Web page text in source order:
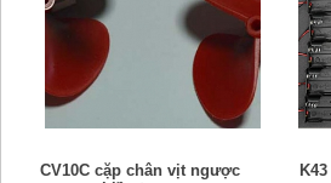
CV10C cặp chân vịt ngược